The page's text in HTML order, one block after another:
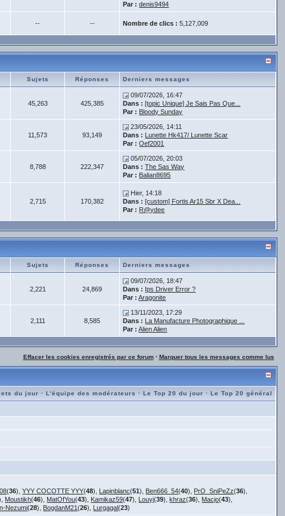
Par : denis9494
-- -- Nombre de clics : 5,127,009
Sujets Réponses Derniers messages
45,263 425,385
09/07/2026, 16:47
Dans : [topic Unique] Je Sais Pas Que...
Par : Bloody Sunday
11,573 93,149
23/05/2026, 14:11
Dans : Lunette Hk417/ Lunette Scar
Par : Oef2001
8,788 222,347
05/07/2026, 20:03
Dans : The Sas Way
Par : Balian8695
2,715 170,382
Hier, 14:18
Dans : [custom] Fortis Ar15 Sbr X Dea...
Par : R@ydee
Sujets Réponses Derniers messages
2,221 24,869
09/07/2026, 18:47
Dans : Ips Driver Error ?
Par : Aragonite
2,111 8,585
13/11/2023, 17:29
Dans : La Manufacture Photographique ...
Par : Alien Alien
Effacer les cookies enregistrés par ce forum· Marquer tous les messages comme lus
du jour ·L'équipe des modérateurs ·Le Top 20 du jour ·Le Top 20 général
(36),YYY COCOTTE YYY(48), Lapinblanc(51), Ben666_54(40), PrO_SniPeZz(36),
Moustikh(46), MatOfYou(43), Kamikaz59(47), Louyj(39),khraz(36), Macjo(43),
Nezumi(28), BogdanM21(26), Lurgagal(23)